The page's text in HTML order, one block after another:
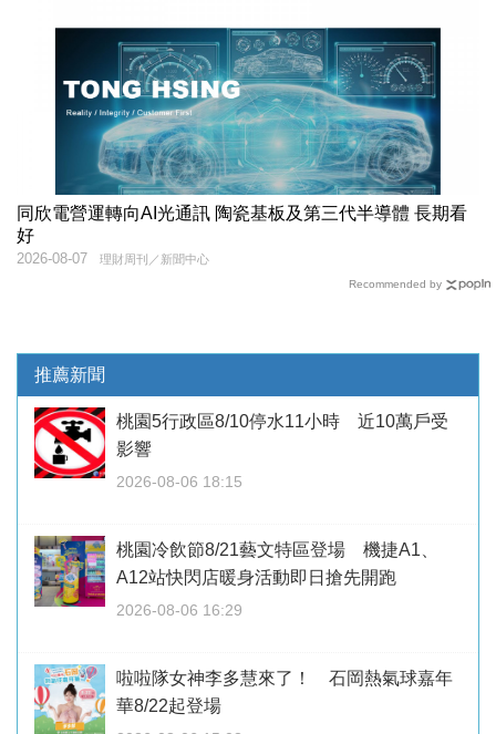
同欣電營運轉向AI光通訊 陶瓷基板及第三代半導體 長期看
好
理財周刊／新聞中心
2026-08-07
Recommended by
推薦新聞
桃園5行政區8/10停水11小時 近10萬戶受
影響
2026-08-06 18:15
桃園冷飲節8/21藝文特區登場 機捷A1、
A12站快閃店暖身活動即日搶先開跑
2026-08-06 16:29
啦啦隊女神李多慧來了！ 石岡熱氣球嘉年
華8/22起登場